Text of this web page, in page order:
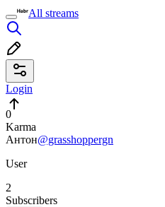
All streams
Login
0
Karma
Антон@grasshoppergn
User
2
Subscribers